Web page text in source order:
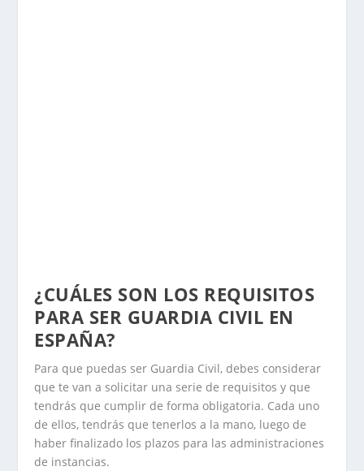
¿CUÁLES SON LOS REQUISITOS
PARA SER GUARDIA CIVIL EN
ESPAÑA?
Para que puedas ser Guardia Civil, debes considerar
que te van a solicitar una serie de requisitos y que
tendrás que cumplir de forma obligatoria. Cada uno
de ellos, tendrás que tenerlos a la mano, luego de
haber finalizado los plazos para las administraciones
de instancias.